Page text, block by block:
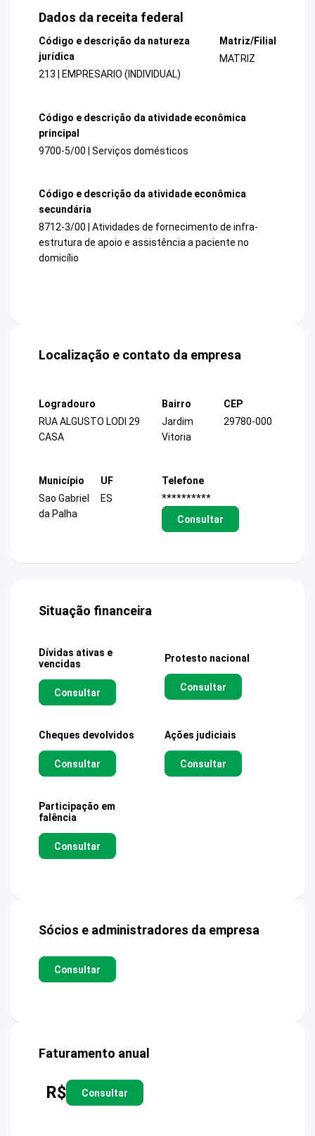
Dados da receita federal
Código e descrição da natureza
jurídica
213 | EMPRESARIO (INDIVIDUAL)
Matriz/Filial
MATRIZ
Código e descrição da atividade econômica
principal
9700-5/00 | Serviços domésticos
Código e descrição da atividade econômica
secundária
8712-3/00 | Atividades de fornecimento de infra-
estrutura de apoio e assistência a paciente no
domicílio
Localização e contato da empresa
Logradouro
RUA ALGUSTO LODI 29
CASA
Bairro
Jardim
Vitoria
CEP
29780-000
Município
Sao Gabriel
da Palha
UF
ES
Telefone
**********
Consultar
Situação financeira
Dívidas ativas e
vencidas
Consultar
Protesto nacional
Consultar
Cheques devolvidos
Consultar
Ações judiciais
Consultar
Participação em
falência
Consultar
Sócios e administradores da empresa
Consultar
Faturamento anual
R$ Consultar